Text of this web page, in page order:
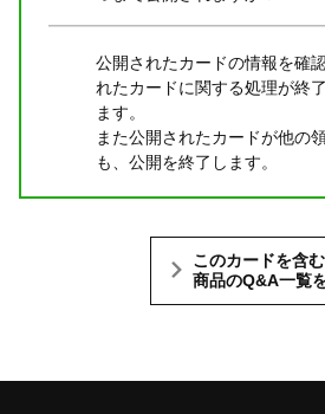
公開されたカードの情報を確
れたカードに関する処理が終
ます。
また公開されたカードが他の
も、公開を終了します。
このカードを含む
商品のQ&A一覧